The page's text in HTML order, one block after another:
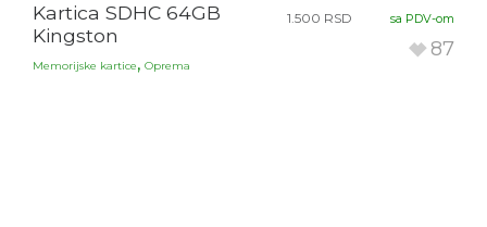
Kartica SDHC 64GB
Kingston
Memorijske kartice, Oprema
1.500 RSD sa PDV-om
87